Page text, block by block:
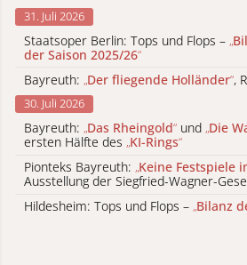
31. Juli 2026
Staatsoper Berlin: Tops und Flops – „
der Saison 2025/26“
Bayreuth: „Der fliegende Holländer“,
30. Juli 2026
Bayreuth: „Das Rheingold“ und „Die
ersten Hälfte des „KI-Rings“
Pionteks Bayreuth: „Keine Festspiele
Ausstellung der Siegfried-Wagner-
Hildesheim: Tops und Flops – „Bilanz